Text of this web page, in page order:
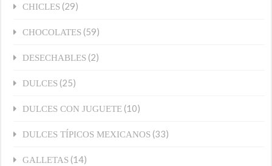
CHICLES (29)
CHOCOLATES (59)
DESECHABLES (2)
DULCES (25)
DULCES CON JUGUETE (10)
DULCES TÍPICOS MEXICANOS (33)
GALLETAS (14)